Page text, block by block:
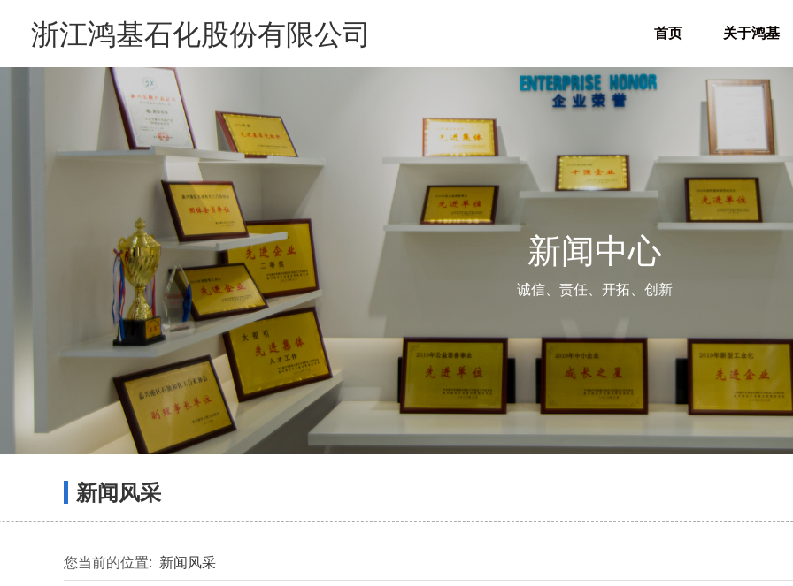
浙江鸿基石化股份有限公司 首页 关于鸿基
新闻中心
诚信、责任、开拓、创新
新闻风采
您当前的位置: 新闻风采